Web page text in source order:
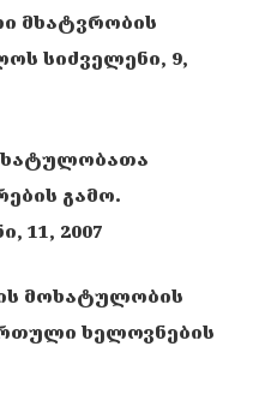
მხატვრობის
სიძველენი, 9,
გამო.
11, 2007
მოხატულობის
ხელოვნების